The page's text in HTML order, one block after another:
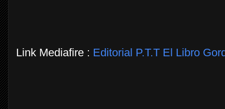
Link Mediafire : Editorial P.T.T El Libro